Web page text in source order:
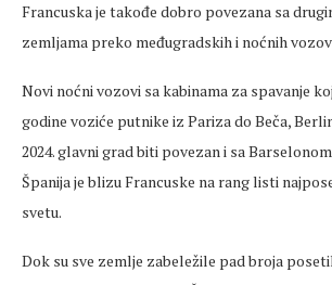
Francuska je takođe dobro povezana sa
zemljama preko međugradskih i noćnih
Novi noćni vozovi sa kabinama za spavanje
godine voziće putnike iz Pariza do Beča,
2024. glavni grad biti povezan i sa
Španija je blizu Francuske na rang listi
svetu.
Dok su sve zemlje zabeležile pad broja